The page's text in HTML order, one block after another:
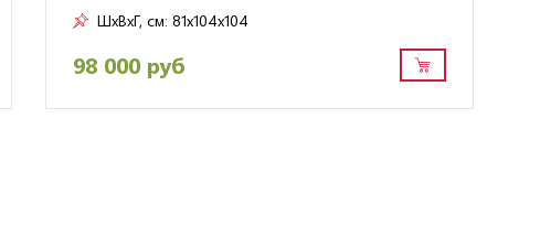
ШxВxГ, см: 81x104x104
98 000 руб